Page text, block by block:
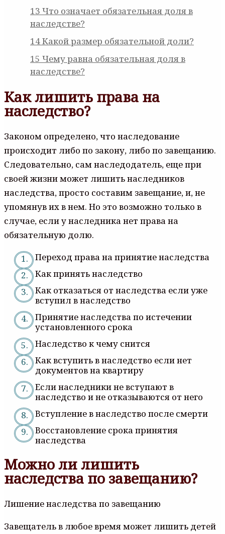
13 Что означает обязательная доля в
наследстве?
14Какой размер обязательной доли?
15 Чему равна обязательная доля в
наследстве?
Как лишить права на
наследство?
Законом определено, что наследование
происходит либо по закону, либо по завещанию.
Следовательно, сам наследодатель, еще при
своей жизни может лишить наследников
наследства, просто составим завещание, и, не
упомянув их в нем. Но это возможно только в
случае, если у наследника нет права на
обязательную долю.
Переход права на принятие наследства
Как принять наследство
Как отказаться от наследства если уже
вступил в наследство
Принятие наследства по истечении
установленного срока
Наследство к чему снится
Как вступить в наследство если нет
документов на квартиру
Если наследники не вступают в
наследство и не отказываются от него
Вступление в наследство после смерти
Восстановление срока принятия
наследства
Можно ли лишить
наследства по завещанию?
Лишение наследства по завещанию
Завещатель в любое время может лишить детей